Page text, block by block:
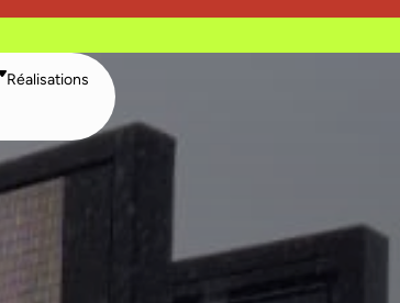
Réalisations